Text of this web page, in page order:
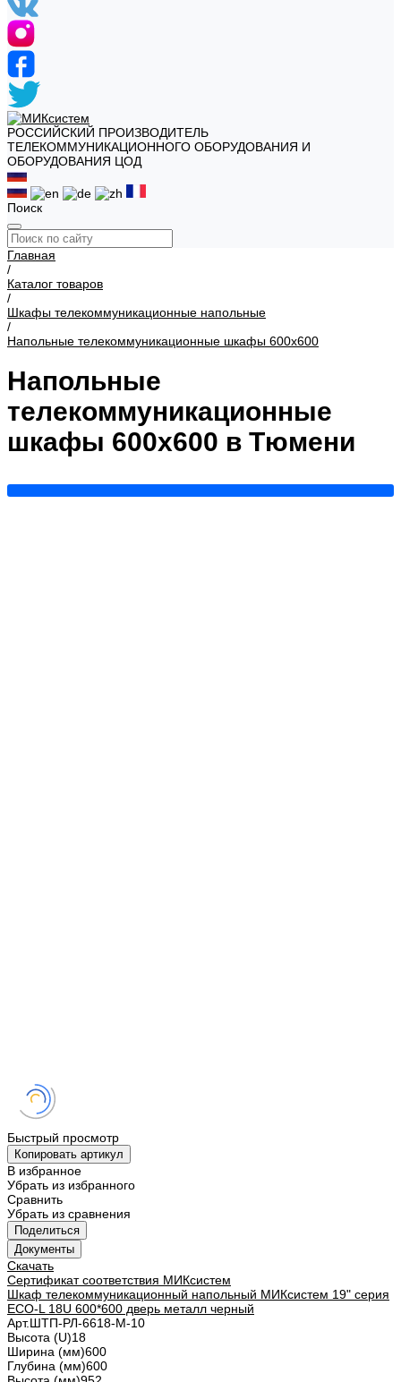
РОССИЙСКИЙ ПРОИЗВОДИТЕЛЬ
ТЕЛЕКОММУНИКАЦИОННОГО ОБОРУДОВАНИЯ И
ОБОРУДОВАНИЯ ЦОД
Поиск
Главная
/
Каталог товаров
/
Шкафы телекоммуникационные напольные
/
Напольные телекоммуникационные шкафы 600x600
Напольные
телекоммуникационные
шкафы 600x600 в Тюмени
Быстрый просмотр
Копировать артикул
В избранное
Убрать из избранного
Сравнить
Убрать из сравнения
Поделиться
Документы
Скачать
Сертификат соответствия МИКсистем
Шкаф телекоммуникационный напольный МИКсистем 19" серия
ECO-L 18U 600*600 дверь металл черный
Арт.ШТП-РЛ-6618-М-10
Высота (U)18
Ширина (мм)600
Глубина (мм)600